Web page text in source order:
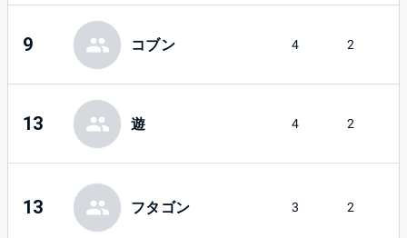
9 コブン 4 2
13 遊 4 2
13 フタゴン 3 2